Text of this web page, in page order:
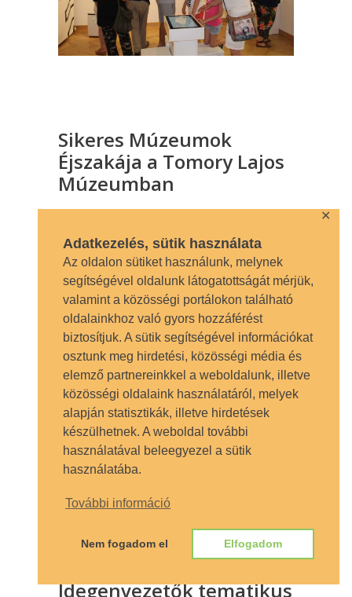
Adatkezelés, sütik használata
Az oldalon sütiket használunk, melynek
segítségével oldalunk látogatottságát mérjük,
valamint a közösségi portálokon található
oldalainkhoz való gyors hozzáférést
biztosítjuk. A sütik segítségével információkat
osztunk meg hirdetési, közösségi média és
elemző partnereinkkel a weboldalunk, illetve
közösségi oldalaink használatáról, melyek
alapján statisztikák, illetve hirdetések
készülhetnek. A weboldal további
használatával beleegyezel a sütik
használatába.
További információ
Nem fogadom el Elfogadom
✕
Sikeres Múzeumok
Éjszakája a Tomory Lajos
Múzeumban
ország a múzeumokra figyelt. A Tomory
Lajos M
TOVÁBB OLVASOM
Idegenvezetők tematikus